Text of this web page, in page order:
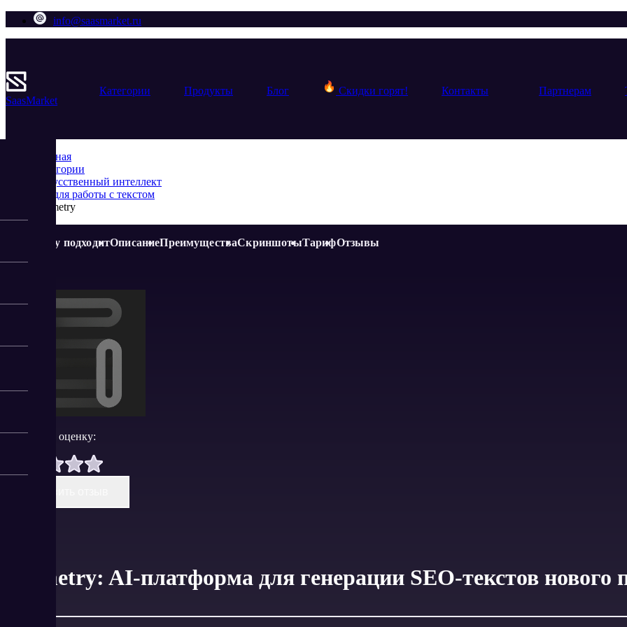
info@saasmarket.ru
SaasMarket
Категории Продукты Блог Скидки горят! Контакты Партнерам
Главная
Категории
Искусственный интеллект
ИИ для работы с текстом
Seometry
Кому подходитОписаниеПреимуществаСкриншотыТарифОтзывы
Поставить оценку:
Seometry: AI-платформа для генерации SEO-текстов нового